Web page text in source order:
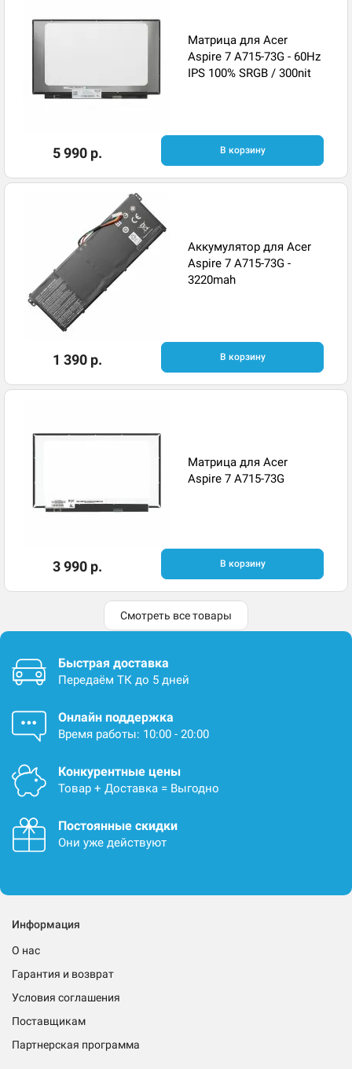
Матрица для Acer
Aspire 7 A715-73G - 60Hz
IPS 100% SRGB / 300nit
5 990 р. В корзину
Аккумулятор для Acer
Aspire 7 A715-73G -
3220mah
1 390 р. В корзину
Матрица для Acer
Aspire 7 A715-73G
3 990 р. В корзину
Смотреть все товары
Быстрая доставка
Передаём ТК до 5 дней
Онлайн поддержка
Время работы: 10:00 - 20:00
Конкурентные цены
Товар + Доставка = Выгодно
Постоянные скидки
Они уже действуют
Информация
О нас
Гарантия и возврат
Условия соглашения
Поставщикам
Партнерская программа